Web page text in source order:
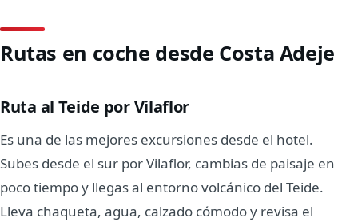
Rutas en coche desde Costa Adeje
Ruta al Teide por Vilaflor
Es una de las mejores excursiones desde el hotel.
Subes desde el sur por Vilaflor, cambias de paisaje en
poco tiempo y llegas al entorno volcánico del Teide.
Lleva chaqueta, agua, calzado cómodo y revisa el